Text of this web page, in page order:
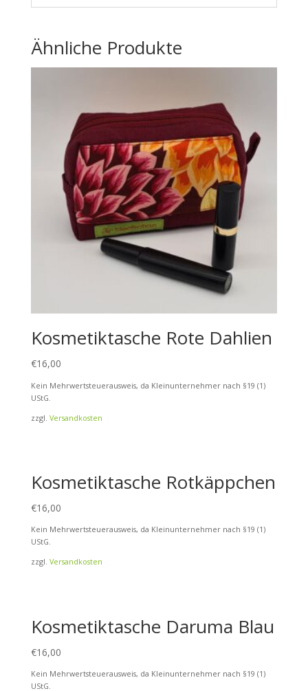
Ähnliche Produkte
Kosmetiktasche Rote Dahlien
€16,00
Kein Mehrwertsteuerausweis, da Kleinunternehmer nach §19 (1)
UStG.
zzgl. Versandkosten
Kosmetiktasche Rotkäppchen
€16,00
Kein Mehrwertsteuerausweis, da Kleinunternehmer nach §19 (1)
UStG.
zzgl. Versandkosten
Kosmetiktasche Daruma Blau
€16,00
Kein Mehrwertsteuerausweis, da Kleinunternehmer nach §19 (1)
UStG.